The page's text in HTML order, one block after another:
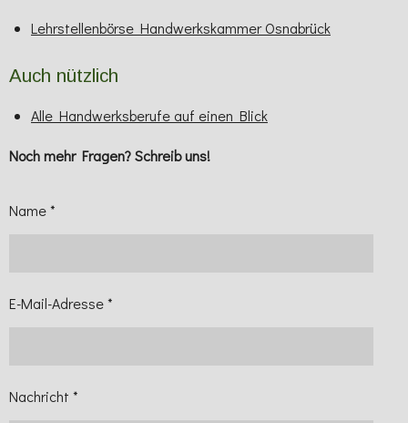
Lehrstellenbörse Handwerkskammer Osnabrück
Auch nützlich
Alle Handwerksberufe auf einen Blick
Noch mehr Fragen? Schreib uns!
Name *
E-Mail-Adresse *
Nachricht *